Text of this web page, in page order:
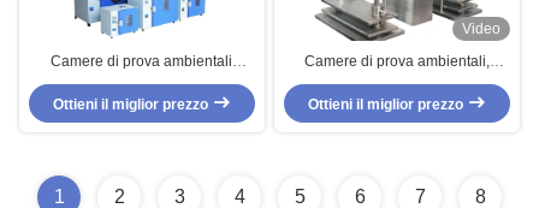
Camere di prova ambientali
controllate programmabili, forno di
essiccazione del laboratorio
Ottieni il miglior prezzo
Video
Camere di prova ambientali,
macchina di prova di durevolezza
della traspirazione ISO-105E04
Ottieni il miglior prezzo
1 2 3 4 5 6 7 8